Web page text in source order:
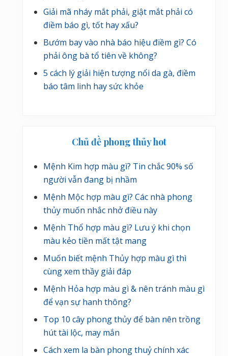
Giải mã nháy mắt phải, giật mắt phải có
điềm báo gì, tốt hay xấu?
Bướm bay vào nhà báo hiệu điềm gì? Có
phải ông bà tổ tiên về không?
5 cách lý giải hiện tượng nổi da gà, điềm
báo tâm linh hay sức khỏe
Chủ đề phong thủy hot
Mệnh Kim hợp màu gì? Tin chắc 90% số
người vẫn đang bị nhầm
Mệnh Mộc hợp màu gì? Các nhà phong
thủy muốn nhắc nhở điều này
Mệnh Thổ hợp màu gì? Lưu ý khi chọn
màu kẻo tiền mất tật mang
Muốn biết mệnh Thủy hợp màu gì thì
cùng xem thầy giải đáp
Mệnh Hỏa hợp màu gì & nên tránh màu gì
để vạn sự hanh thông?
Top 10 cây phong thủy để bàn nên trồng
hút tài lộc, may mắn
Cách xem la bàn phong thuỷ chính xác